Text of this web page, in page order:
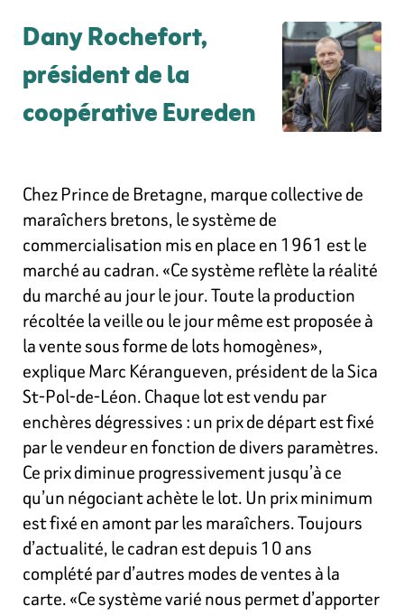
Dany Rochefort,
président de la
coopérative Eureden
Chez Prince de Bretagne, marque collective de
maraîchers bretons, le système de
commercialisation mis en place en 1961 est le
marché au cadran. «Ce système reflète la réalité
du marché au jour le jour. Toute la production
récoltée la veille ou le jour même est proposée à
la vente sous forme de lots homogènes»,
explique Marc Kérangueven, président de la Sica
St-Pol-de-Léon. Chaque lot est vendu par
enchères dégressives : un prix de départ est fixé
par le vendeur en fonction de divers paramètres.
Ce prix diminue progressivement jusqu’à ce
qu’un négociant achète le lot. Un prix minimum
est fixé en amont par les maraîchers. Toujours
d’actualité, le cadran est depuis 10 ans
complété par d’autres modes de ventes à la
carte. «Ce système varié nous permet d’apporter